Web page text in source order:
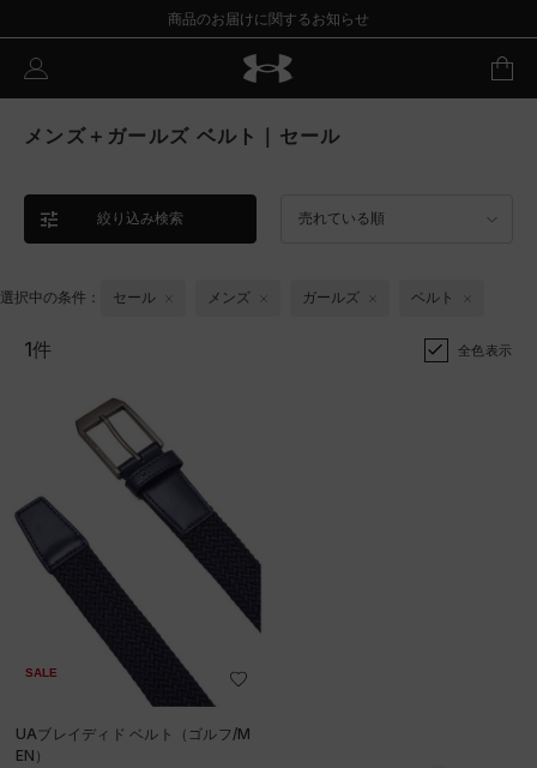
商品のお届けに関するお知らせ
メンズ＋ガールズ ベルト｜セール
絞り込み検索 売れている順
選択中の条件： セール メンズ ガールズ ベルト
1件 全色表示
SALE
UAブレイディド ベルト（ゴルフ/M
EN）